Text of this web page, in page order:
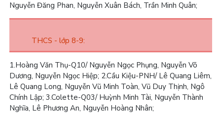
Nguyễn Đăng Phan, Nguyễn Xuân Bách, Trần Minh Quân;
THCS - lớp 8-9:
1.Hoàng Văn Thụ-Q10/ Nguyễn Ngọc Phụng, Nguyễn Võ
Dương, Nguyễn Ngọc Hiệp; 2.Cầu Kiệu-PNH/ Lê Quang Liêm,
Lê Quang Long, Nguyễn Vũ Minh Toàn, Vũ Duy Thịnh, Ngô
Chính Lập; 3.Colette-Q03/ Huỳnh Minh Tài, Nguyễn Thành
Nghĩa, Lê Phương An, Nguyễn Hoàng Nhân;